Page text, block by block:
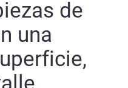
de
una